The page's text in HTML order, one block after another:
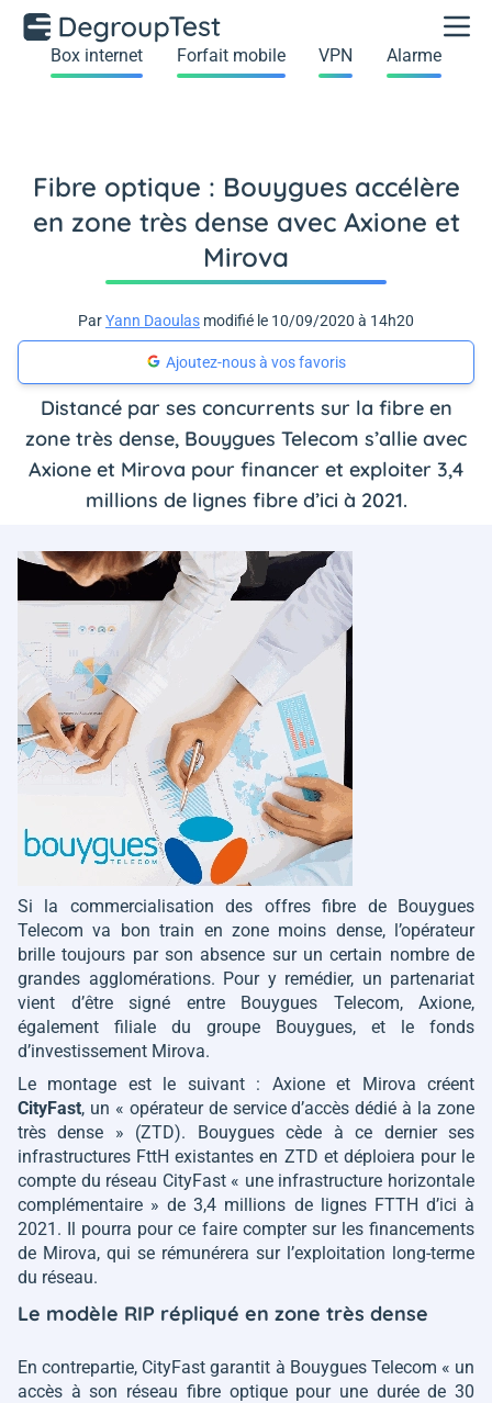
Box internet Forfait mobile VPN Alarme
Fibre optique : Bouygues accélère
en zone très dense avec Axione et
Mirova
ParYann Daoulas modifié le 10/09/2020 à 14h20
Ajoutez-nous à vos favoris
Distancé par ses concurrents sur la fibre en
zone très dense, Bouygues Telecom s’allie avec
Axione et Mirova pour financer et exploiter 3,4
millions de lignes fibre d’ici à 2021.
Si la commercialisation des offres fibre de Bouygues
Telecom va bon train en zone moins dense, l’opérateur
brille toujours par son absence sur un certain nombre de
grandes agglomérations. Pour y remédier, un partenariat
vient d’être signé entre Bouygues Telecom, Axione,
également filiale du groupe Bouygues, et le fonds
d’investissement Mirova.
Le montage est le suivant : Axione et Mirova créent
CityFast, un « opérateur de service d’accès dédié à la zone
très dense » (ZTD). Bouygues cède à ce dernier ses
infrastructures FttH existantes en ZTD et déploiera pour le
compte du réseau CityFast « une infrastructure horizontale
complémentaire » de 3,4 millions de lignes FTTH d’ici à
2021. Il pourra pour ce faire compter sur les financements
de Mirova, qui se rémunérera sur l’exploitation long-terme
du réseau.
Le modèle RIP répliqué en zone très dense
En contrepartie, CityFast garantit à Bouygues Telecom « un
accès à son réseau fibre optique pour une durée de 30